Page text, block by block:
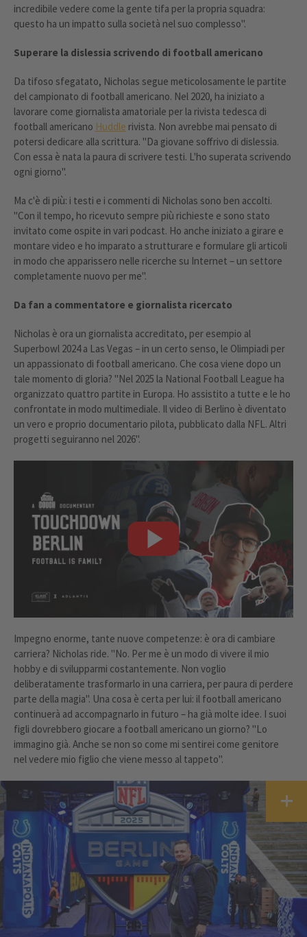
incredibile vedere come la gente tifa per la propria squadra:
questo ha un impatto sulla società nel suo complesso".
Superare la dislessia scrivendo di football americano
Da tifoso sfegatato, Nicholas segue meticolosamente le partite
del campionato di football americano. Nel 2020, ha iniziato a
lavorare come giornalista amatoriale per la rivista tedesca di
football americano Huddle rivista. Non avrebbe mai pensato di
potersi dedicare alla scrittura. "Da giovane soffrivo di dislessia.
Con essa è nata la paura di scrivere testi. L'ho superata scrivendo
ogni giorno".
Ma c'è di più: i testi e i commenti di Nicholas sono ben accolti.
"Con il tempo, ho ricevuto sempre più richieste e sono stato
invitato come ospite in vari podcast. Ho anche iniziato a girare e
montare video e ho imparato a strutturare e formulare gli articoli
in modo che apparissero nelle ricerche su Internet – un settore
completamente nuovo per me".
Da fan a commentatore e giornalista ricercato
Nicholas è ora un giornalista accreditato, per esempio al
Superbowl 2024 a Las Vegas – in un certo senso, le Olimpiadi per
un appassionato di football americano. Che cosa viene dopo un
tale momento di gloria? "Nel 2025 la National Football League ha
organizzato quattro partite in Europa. Ho assistito a tutte e le ho
confrontate in modo multimediale. Il video di Berlino è diventato
un vero e proprio documentario pilota, pubblicato dalla NFL. Altri
progetti seguiranno nel 2026".
Impegno enorme, tante nuove competenze: è ora di cambiare
carriera? Nicholas ride. "No. Per me è un modo di vivere il mio
hobby e di svilupparmi costantemente. Non voglio
deliberatamente trasformarlo in una carriera, per paura di perdere
parte della magia". Una cosa è certa per lui: il football americano
continuerà ad accompagnarlo in futuro – ha già molte idee. I suoi
figli dovrebbero giocare a football americano un giorno? "Lo
immagino già. Anche se non so come mi sentirei come genitore
nel vedere mio figlio che viene messo al tappeto".